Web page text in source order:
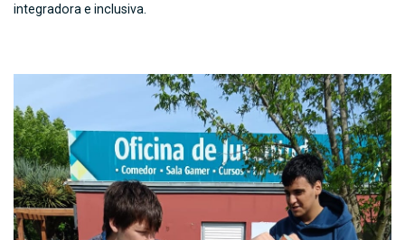
integradora e inclusiva.